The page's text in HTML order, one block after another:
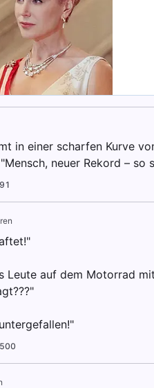
in einer scharfen Kurve
neuer Rekord –
Leute auf dem Motorrad
500